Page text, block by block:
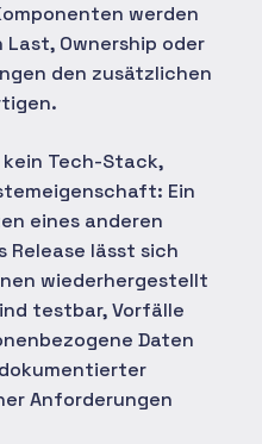
werden
Ownership oder
den zusätzlichen
Tech-Stack,
Ein
eines anderen
lässt sich
wiederhergestellt
testbar, Vorfälle
Daten
Anforderungen